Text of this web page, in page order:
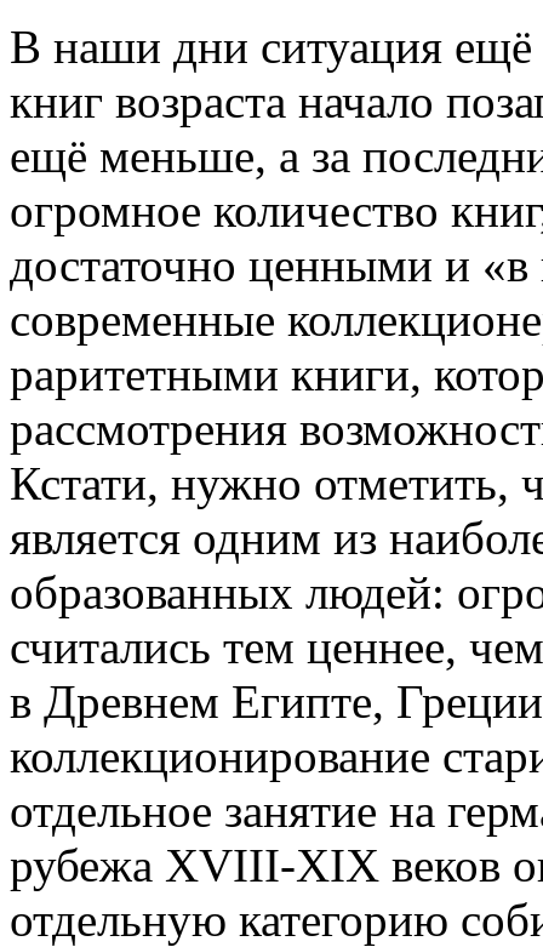
В наши дни ситуация ещё
книг возраста начало
ещё меньше, а за
огромное количество
достаточно ценными и «в
современные
раритетными книги,
рассмотрения
Кстати, нужно отметить,
является одним из
образованных людей:
считались тем ценнее,
в Древнем Египте,
коллекционирование
отдельное занятие на
рубежа XVIII-XIX веков
отдельную категорию